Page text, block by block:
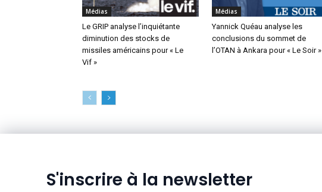
Médias
Le GRIP analyse l’inquiétante
diminution des stocks de
missiles américains pour « Le
Vif »
Médias
Yannick Quéau analyse les
conclusions du sommet de
l’OTAN à Ankara pour « Le Soir »
S'inscrire à la newsletter